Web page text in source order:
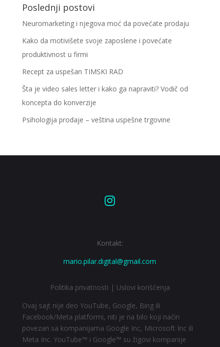
Poslednji postovi
Neuromarketing i njegova moć da povećate prodaju
Kako da motivišete svoje zaposlene i povećate
produktivnost u firmi
Recept za uspešan TIMSKI RAD
Šta je video sales letter i kako ga napraviti? Vodič od
koncepta do konverzije
Psihologija prodaje – veština uspešne trgovine

Kontakt:
mario.pilar.digital@gmail.com
Politika privatnosti | Uslovi korišćenja
Ovaj sajt nije deo YouTube, Google, Bing ili
Facebook/Meta platformi, niti je na bilo koji način
povezan sa kompanijama Google Inc, Microsoft Inc ili
Meta Inc. YouTube™ i Google™ su žigovi kompanije